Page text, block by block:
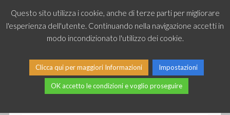
Piccole news dal mondo IT
Questo sito utilizza i cookie, anche di terze parti per migliorare
l'esperienza dell'utente. Continuando nella navigazione accetti in
modo incondizionato l'utilizzo dei cookie.
Clicca qui per maggiori Informazioni Impostazioni
OK accetto le condizioni e voglio proseguire